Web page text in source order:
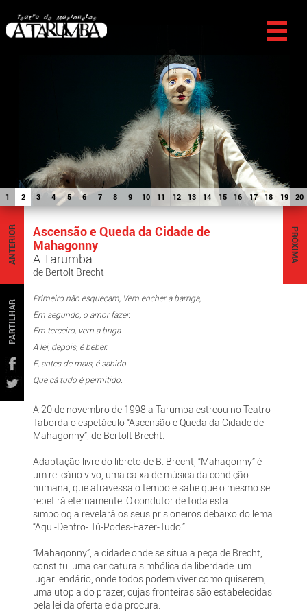
1 2 3 4 5 6 7 8 9 10 11 12 13 14 15 16 17 18 19 20
PRÓXIMA
ANTERIOR
PARTILHAR
Ascensão e Queda da Cidade de
Mahagonny
A Tarumba
de Bertolt Brecht
Primeiro não esqueçam, Vem encher a barriga,
Em segundo, o amor fazer.
Em terceiro, vem a briga.
A lei, depois, é beber.
E, antes de mais, é sabido
Que cá tudo é permitido.
A 20 de novembro de 1998 a Tarumba estreou no Teatro
Taborda o espetáculo “Ascensão e Queda da Cidade de
Mahagonny”, de Bertolt Brecht.
Adaptação livre do libreto de B. Brecht, “Mahagonny” é
um relicário vivo, uma caixa de música da condição
humana, que atravessa o tempo e sabe que o mesmo se
repetirá eternamente. O condutor de toda esta
simbologia revelará os seus prisioneiros debaixo do lema
“Aqui-Dentro- Tú-Podes-Fazer-Tudo.”
“Mahagonny”, a cidade onde se situa a peça de Brecht,
constitui uma caricatura simbólica da liberdade: um
lugar lendário, onde todos podem viver como quiserem,
uma utopia do prazer, cujas fronteiras são estabelecidas
pela lei da oferta e da procura.